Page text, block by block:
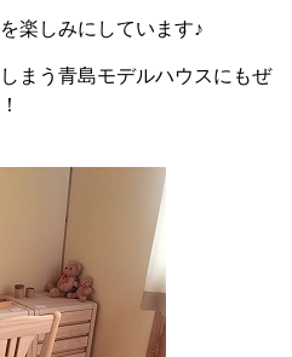
楽しみにしています♪
まう青島モデルハウスにもぜ